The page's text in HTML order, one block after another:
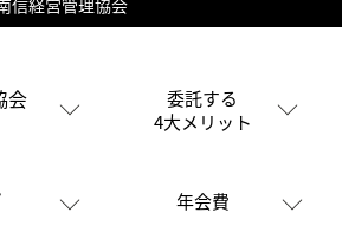
信経営管理協会
会
委託する
4大メリット
年会費